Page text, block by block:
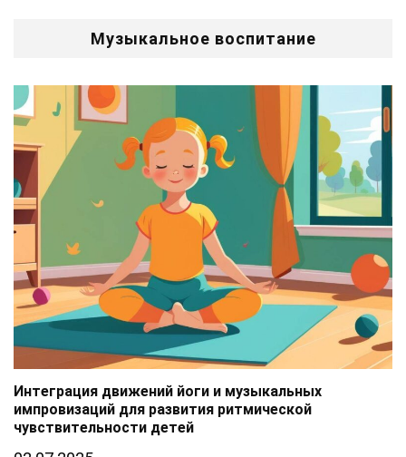
Музыкальное воспитание
Интеграция движений йоги и музыкальных
импровизаций для развития ритмической
чувствительности детей